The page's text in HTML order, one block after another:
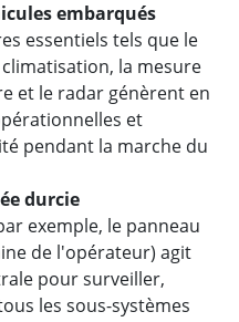
embarqués
essentiels tels que le
la mesure
et le radar génèrent en
et
pendant la marche du
durcie
exemple, le panneau
de l'opérateur) agit
pour surveiller,
les sous-systèmes